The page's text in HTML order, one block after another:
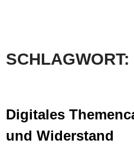
Digitales
und Widerstand